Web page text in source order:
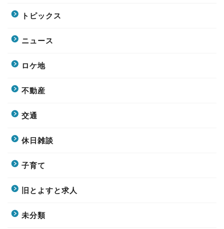
トピックス
ニュース
ロケ地
不動産
交通
休日雑談
子育て
旧とよすと求人
未分類